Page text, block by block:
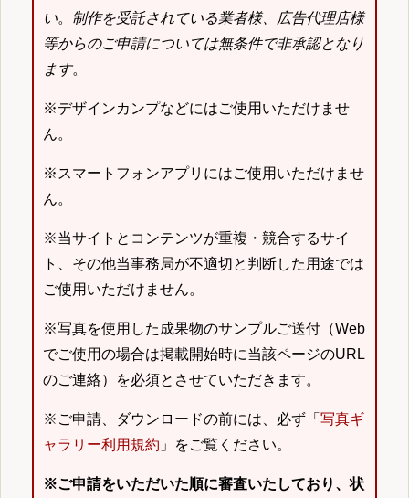
い。 制作を受託されている業者様、広告代理店様
等からのご申請については無条件で非承認となり
ます。
※デザインカンプなどにはご使用いただけませ
ん。
※スマートフォンアプリにはご使用いただけませ
ん。
※当サイトとコンテンツが重複・競合するサイ
ト、その他当事務局が不適切と判断した用途では
ご使用いただけません。
※写真を使用した成果物のサンプルご送付（Web
でご使用の場合は掲載開始時に当該ページのURL
のご連絡）を必須とさせていただきます。
※ご申請、ダウンロードの前には、必ず「 写真ギ
ャラリー利用規約 」をご覧ください。
※ご申請をいただいた順に審査いたしており、状